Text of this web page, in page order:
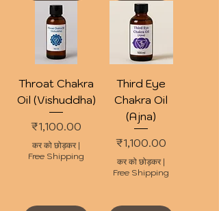
Throat Chakra
Oil (Vishuddha)
मूल्य
₹1,100.00
कर को छोड़कर|
Free Shipping
Third Eye
Chakra Oil
(Ajna)
मूल्य
₹1,100.00
कर को छोड़कर|
Free Shipping